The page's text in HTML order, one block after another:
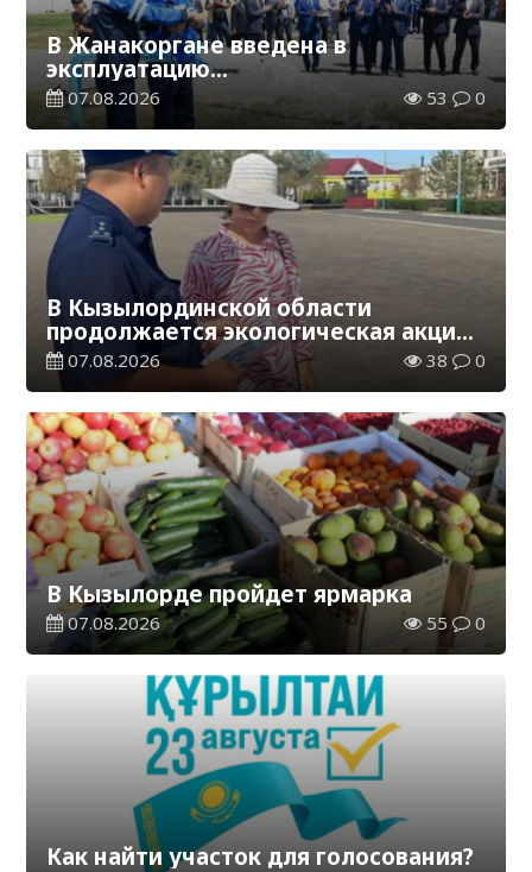
В Жанакоргане введена в
эксплуатацию
водораспределительная станция
07.08.2026 53 0
В Кызылординской области
продолжается экологическая акция
«Таза Қазақстан»
07.08.2026 38 0
В Кызылорде пройдет ярмарка
07.08.2026 55 0
Как найти участок для голосования?